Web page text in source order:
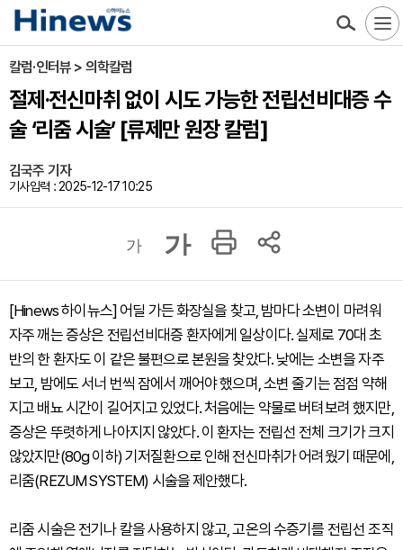
칼럼·인터뷰 > 의학칼럼
절제·전신마취 없이 시도 가능한 전립선비대증 수
술 ‘리줌 시술’ [류제만 원장 칼럼]
김국주 기자
기사입력 : 2025-12-17 10:25
가 가
[Hinews 하이뉴스] 어딜 가든 화장실을 찾고, 밤마다 소변이 마려워
자주 깨는 증상은 전립선비대증 환자에게 일상이다. 실제로 70대 초
반의 한 환자도 이 같은 불편으로 본원을 찾았다. 낮에는 소변을 자주
보고, 밤에도 서너 번씩 잠에서 깨어야 했으며, 소변 줄기는 점점 약해
지고 배뇨 시간이 길어지고 있었다. 처음에는 약물로 버텨보려 했지만,
증상은 뚜렷하게 나아지지 않았다. 이 환자는 전립선 전체 크기가 크지
않았지만(80g 이하) 기저질환으로 인해 전신마취가 어려웠기 때문에,
리줌(REZUM SYSTEM) 시술을 제안했다.
리줌 시술은 전기나 칼을 사용하지 않고, 고온의 수증기를 전립선 조직